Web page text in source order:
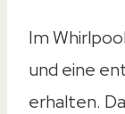
Im
und eine
erhalten.